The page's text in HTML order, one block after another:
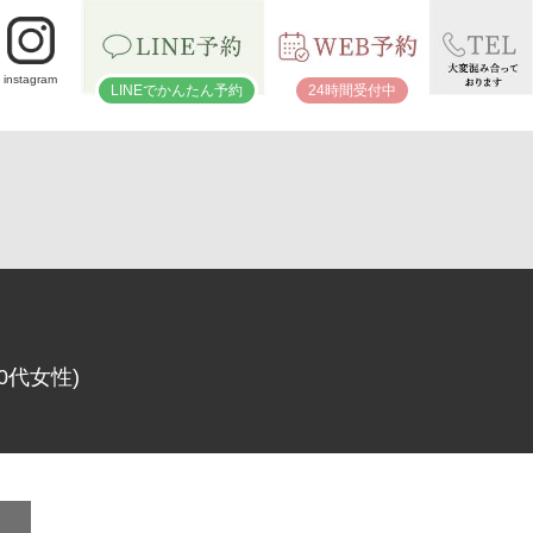
instagram
LINEでかんたん予約 24時間受付中
代女性)